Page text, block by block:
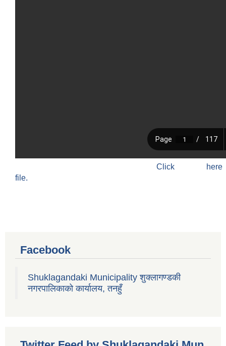
Click
file.
Facebook
Shuklagandaki Municipality शुक्लागण्डकी
नगरपालिकाको कार्यालय, तनहुँ